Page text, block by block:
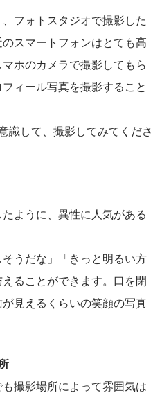
フォトスタジオで撮影した
スマートフォンはとても高
ホのカメラで撮影してもら
ィール写真を撮影すること
識して、撮影してみてくださ
ように、異性に人気がある
そうだな」「きっと明るい方
ることができます。口を閉
見えるくらいの笑顔の写真
撮影場所によって雰囲気は